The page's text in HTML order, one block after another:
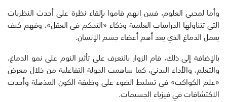
وأما لمحبي العلوم، فبين انهم قاموا بإلقاء نظرة على أحدث النظريات
التي تتناولها الدراسات العلمية وذكاء «التحكم في العقل»، وفهم كيف
يعمل الدماغ الذي يعد أهم أعضاء جسم الإنسان.
بالإضافة إلى ذلك، قام الزوار بالتعرف على تأثير النوم على نمو الدماغ،
والتعلم، والأداء البدني، كما ساهمت الجولة التفاعلية من خلال معرض
«علم الكواكب» في تسليط الضوء على وظيفة الكون المذهلة وأحدث
الاكتشافات في فيزياء الجسيمات.